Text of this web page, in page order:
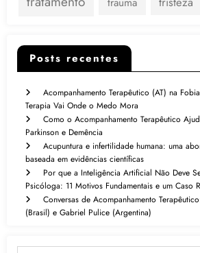
Posts recentes
Acompanhamento Terapêutico (AT) na
Terapia Vai Onde o Medo Mora
Como o Acompanhamento Terapêutico
Parkinson e Demência
Acupuntura e infertilidade humana: uma
baseada em evidências científicas
Por que a Inteligência Artificial Não Deve
Psicóloga: 11 Motivos Fundamentais e um Caso
Conversas de Acompanhamento
(Brasil) e Gabriel Pulice (Argentina)
Digite seu e-mail…